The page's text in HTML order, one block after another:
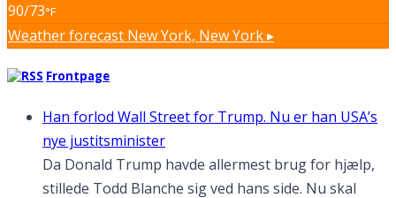
90/73°F
Weather forecast New York, New York ▸
Frontpage
Han forlod Wall Street for Trump. Nu er han USA’s
nye justitsminister
Da Donald Trump havde allermest brug for hjælp,
stillede Todd Blanche sig ved hans side. Nu skal